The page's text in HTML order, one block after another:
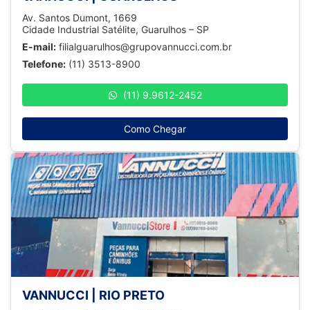
Av. Santos Dumont, 1669
Cidade Industrial Satélite, Guarulhos – SP
E-mail: filialguarulhos@grupovannucci.com.br
Telefone: (11) 3513-8900
(11) 9.9612-2452
Como Chegar
VANNUCCI | RIO PRETO